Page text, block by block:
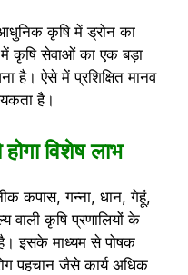
आधुनिक कृषि में ड्रोन का
में कृषि सेवाओं का एक बड़ा
है। ऐसे में प्रशिक्षित मानव
है।
विशेष लाभ
कपास, गन्ना, धान, गेहूं,
कृषि प्रणालियों के
है। इसके माध्यम से पोषक
पहचान जैसे कार्य अधिक